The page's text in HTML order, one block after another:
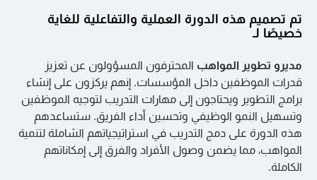
→ اكتشاف أدوات التدريب واستخدامها
→ ملاءمة المدرب وعميل التدريب
→ جمع وتحليل البيانات
→ تخطيط التنمية
→ التعاون والتحدي
→ العمل من خلال الحواجز
الوحدة 6: إنهاء المشاركة التدريبية
→ أكمل وأقر
→ بالتخطيط لمحادثة ختامية
تم تصميم هذه الدورة العملية والتفاعلية للغاية
خصيصًا لـ
مديرو تطوير المواهب المحترفون المسؤولون عن تعزيز
قدرات الموظفين داخل المؤسسات. إنهم يركزون على إنشاء
برامج التطوير ويحتاجون إلى مهارات التدريب لتوجيه الموظفين
وتسهيل النمو الوظيفي وتحسين أداء الفريق. ستساعدهم
هذه الدورة على دمج التدريب في استراتيجياتهم الشاملة لتنمية
المواهب، مما يضمن وصول الأفراد والفرق إلى إمكاناتهم
الكاملة.